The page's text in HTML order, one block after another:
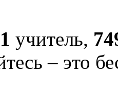
учитель,
– это